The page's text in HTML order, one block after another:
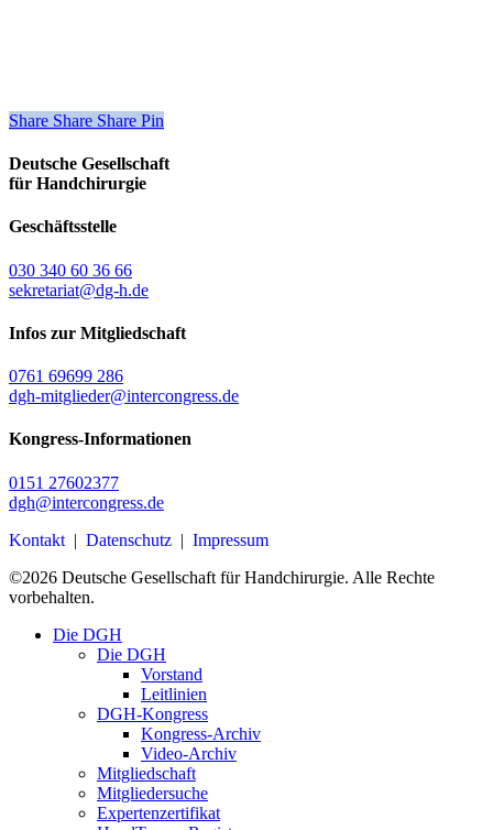
Share
Share Share Share Pin
Deutsche Gesellschaft
für Handchirurgie
Geschäftsstelle
030 340 60 36 66
sekretariat@dg-h.de
Infos zur Mitgliedschaft
0761 69699 286
dgh-mitglieder@intercongress.de
Kongress-Informationen
0151 27602377
dgh@intercongress.de
Kontakt | Datenschutz | Impressum
©2026 Deutsche Gesellschaft für Handchirurgie. Alle Rechte
vorbehalten.
Close
Die DGH
Die DGH
Vorstand
Leitlinien
DGH-Kongress
Kongress-Archiv
Video-Archiv
Mitgliedschaft
Mitgliedersuche
Expertenzertifikat